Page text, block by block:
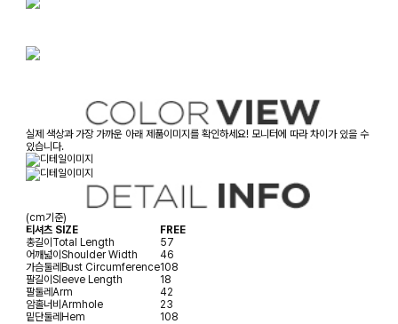
실제 색상과 가장 가까운 아래 제품이미지를 확인하세요! 모니터에 따라 차이가 있을 수
있습니다.
(cm기준)
티셔츠 SIZE
FREE
총길이Total Length
57
어깨넓이Shoulder Width
46
가슴둘레Bust Circumference108
팔길이Sleeve Length
18
팔둘레Arm
42
암홀너비Armhole
23
밑단둘레Hem 108